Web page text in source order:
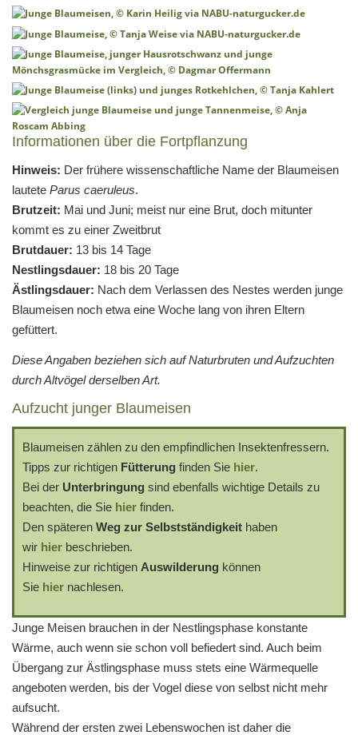
Informationen über die Fortpflanzung
Hinweis: Der frühere wissenschaftliche Name der Blaumeisen
lautete Parus caeruleus.
Brutzeit: Mai und Juni; meist nur eine Brut, doch mitunter
kommt es zu einer Zweitbrut
Brutdauer: 13 bis 14 Tage
Nestlingsdauer: 18 bis 20 Tage
Ästlingsdauer: Nach dem Verlassen des Nestes werden junge
Blaumeisen noch etwa eine Woche lang von ihren Eltern
gefüttert.
Diese Angaben beziehen sich auf Naturbruten und Aufzuchten
durch Altvögel derselben Art.
Aufzucht junger Blaumeisen
Blaumeisen zählen zu den empfindlichen Insektenfressern.
Tipps zur richtigen Fütterung finden Sie hier.
Bei der Unterbringung sind ebenfalls wichtige Details zu
beachten, die Sie hier finden.
Den späteren Weg zur Selbstständigkeit haben
wir hier beschrieben.
Hinweise zur richtigen Auswilderung können
Sie hier nachlesen.
Junge Meisen brauchen in der Nestlingsphase konstante
Wärme, auch wenn sie schon voll befiedert sind. Auch beim
Übergang zur Ästlingsphase muss stets eine Wärmequelle
angeboten werden, bis der Vogel diese von selbst nicht mehr
aufsucht.
Während der ersten zwei Lebenswochen ist daher die